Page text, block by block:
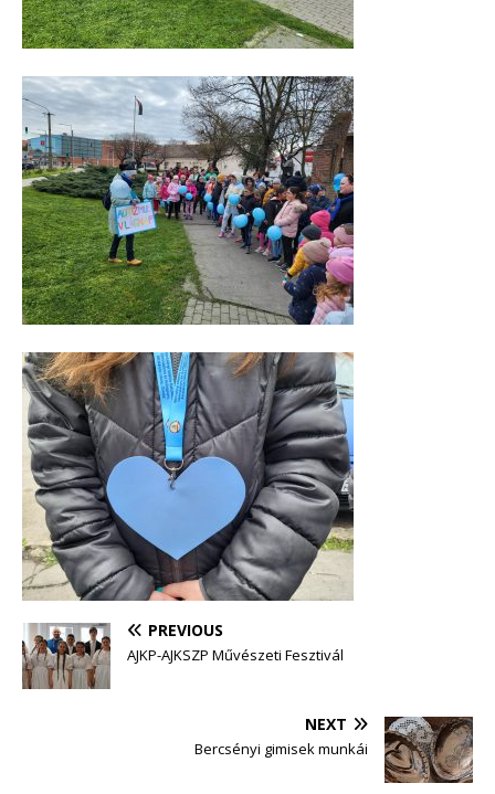
PREVIOUS
AJKP-AJKSZP Művészeti Fesztivál
NEXT
Bercsényi gimisek munkái